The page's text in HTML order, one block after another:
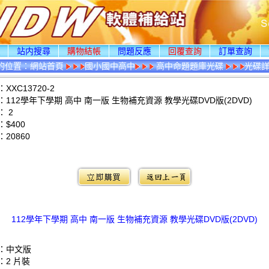
站内搜尋 購物結帳 問題反應 回覆查詢 訂單查詢
位置：網站首頁 國小國中高中 高中命題題庫光碟 光碟
XXC13720-2
112學年下學期 高中 南一版 生物補充資源 教學光碟DVD版(2DVD)
2
$400
20860
112學年下學期 高中 南一版 生物補充資源 教學光碟DVD版(2DVD)
中文版
2 片裝